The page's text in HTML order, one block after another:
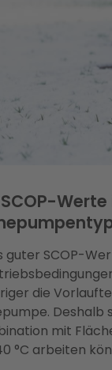
guter SCOP-
die
Deshalb
mit
°C arbeiten